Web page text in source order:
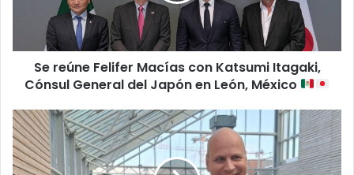
General
Japón
León,
México
Se reúne Felifer Macías con Katsumi Itagaki,
Cónsul General del Japón en León, México
UTEQ
y
HAS
Green